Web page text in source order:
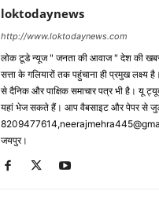
loktodaynews
http://www.loktodaynews.com
लोक टूडे न्यूज " जनता की आवाज " देश की
सत्ता के गलियारों तक पहुंचाना ही प्रमुख लक्ष्य
से दैनिक और पाक्षिक समाचार पत्र भी है। यू
यहां भेज सकते हैं। आप वैबसाइट और पेपर से
जयपुर।